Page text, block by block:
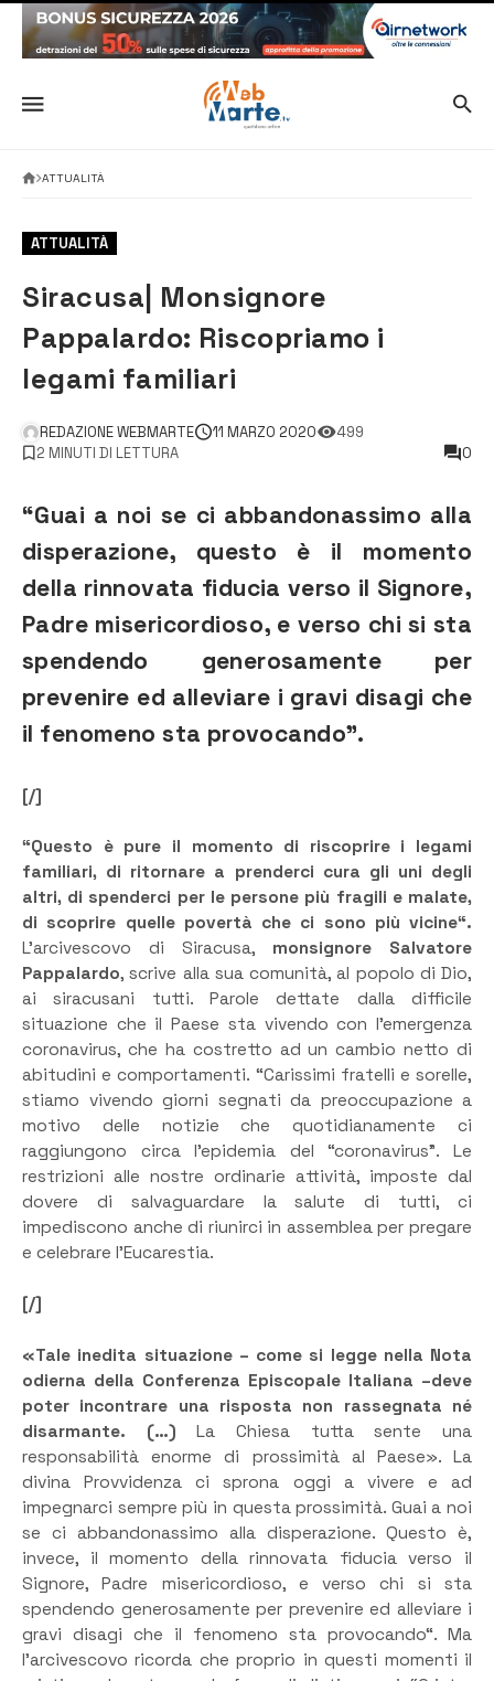
ATTUALITÀ
ATTUALITÀ
Siracusa| Monsignore
Pappalardo: Riscopriamo i
legami familiari
REDAZIONE WEBMARTE 11 MARZO 2020
499
2 MINUTI DI LETTURA
0
“Guai a noi se ci abbandonassimo alla
disperazione, questo è il momento
della rinnovata fiducia verso il Signore,
Padre misericordioso, e verso chi si sta
spendendo generosamente per
prevenire ed alleviare i gravi disagi che
il fenomeno sta provocando”.
[/]
“Questo è pure il momento di riscoprire i legami
familiari, di ritornare a prenderci cura gli uni degli
altri, di spenderci per le persone più fragili e malate,
di scoprire quelle povertà che ci sono più vicine“.
L’arcivescovo di Siracusa, monsignore Salvatore
Pappalardo, scrive alla sua comunità, al popolo di Dio,
ai siracusani tutti. Parole dettate dalla difficile
situazione che il Paese sta vivendo con l’emergenza
coronavirus, che ha costretto ad un cambio netto di
abitudini e comportamenti. “Carissimi fratelli e sorelle,
stiamo vivendo giorni segnati da preoccupazione a
motivo delle notizie che quotidianamente ci
raggiungono circa l’epidemia del “coronavirus”. Le
restrizioni alle nostre ordinarie attività, imposte dal
dovere di salvaguardare la salute di tutti, ci
impediscono anche di riunirci in assemblea per pregare
e celebrare l’Eucarestia.
[/]
«Tale inedita situazione – come si legge nella Nota
odierna della Conferenza Episcopale Italiana –deve
poter incontrare una risposta non rassegnata né
disarmante. (…) La Chiesa tutta sente una
responsabilità enorme di prossimità al Paese». La
divina Provvidenza ci sprona oggi a vivere e ad
impegnarci sempre più in questa prossimità. Guai a noi
se ci abbandonassimo alla disperazione. Questo è,
invece, il momento della rinnovata fiducia verso il
Signore, Padre misericordioso, e verso chi si sta
spendendo generosamente per prevenire ed alleviare i
gravi disagi che il fenomeno sta provocando“. Ma
l’arcivescovo ricorda che proprio in questi momenti il